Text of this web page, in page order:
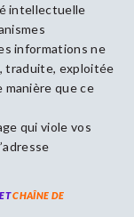
intellectuelle
informations ne
traduite, exploitée
manière que ce
qui viole vos
CHAÎNE DE